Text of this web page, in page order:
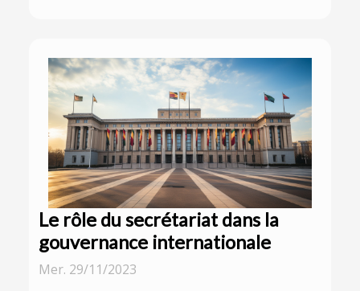
Le rôle du secrétariat dans la
gouvernance internationale
Mer. 29/11/2023